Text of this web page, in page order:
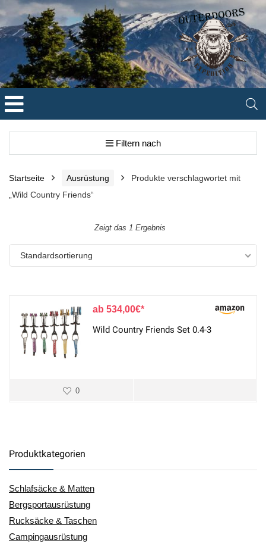
Filtern nach
Startseite Ausrüstung
Produkte verschlagwortet mit
„Wild Country Friends“
Zeigt das 1 Ergebnis
Standardsortierung
534,00€
Wild Country Friends Set 0.4-3
0
Produktkategorien
Schlafsäcke & Matten
Bergsportausrüstung
Rucksäcke & Taschen
Campingausrüstung